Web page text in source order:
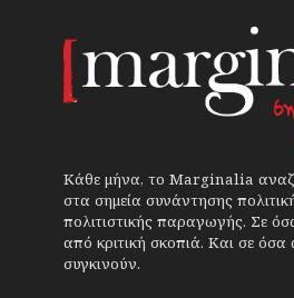
Κάθε μήνα, το Marginalia
στα σημεία συνάντησης
πολιτιστικής παραγωγής. Σε
από κριτική σκοπιά. Και σε
συγκινούν.